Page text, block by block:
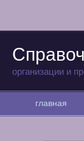
организации и
главная